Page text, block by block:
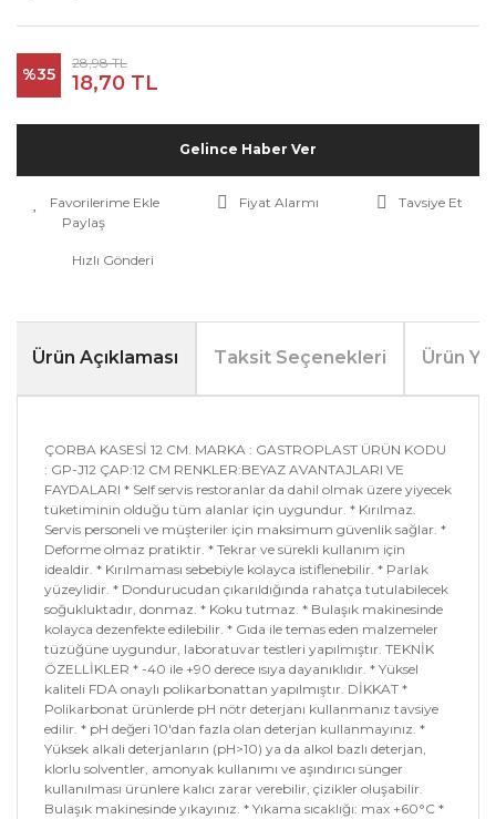
%35
28,98 TL
18,70 TL
Gelince Haber Ver
Fiyat Alarmı
Tavsiye Et
Paylaş
Hızlı Gönderi
Ürün Açıklaması Taksit Seçenekleri Ürün
ÇORBA KASESİ 12 CM. MARKA : GASTROPLAST ÜRÜN KODU
: GP-J12 ÇAP:12 CM RENKLER:BEYAZ AVANTAJLARI VE
FAYDALARI * Self servis restoranlar da dahil olmak üzere yiyecek
tüketiminin olduğu tüm alanlar için uygundur. * Kırılmaz.
Servis personeli ve müşteriler için maksimum güvenlik sağlar. *
Deforme olmaz pratiktir. * Tekrar ve sürekli kullanım için
idealdir. * Kırılmaması sebebiyle kolayca istiflenebilir. * Parlak
yüzeylidir. * Dondurucudan çıkarıldığında rahatça tutulabilecek
soğukluktadır, donmaz. * Koku tutmaz. * Bulaşık makinesinde
kolayca dezenfekte edilebilir. * Gıda ile temas eden malzemeler
tüzüğüne uygundur, laboratuvar testleri yapılmıştır. TEKNİK
ÖZELLİKLER * -40 ile +90 derece ısıya dayanıklıdır. * Yüksel
kaliteli FDA onaylı polikarbonattan yapılmıştır. DİKKAT *
Polikarbonat ürünlerde pH nötr deterjanı kullanmanız tavsiye
edilir. * pH değeri 10'dan fazla olan deterjan kullanmayınız. *
Yüksek alkali deterjanların (pH>10) ya da alkol bazlı deterjan,
klorlu solventler, amonyak kullanımı ve aşındırıcı sünger
kullanılması ürünlere kalıcı zarar verebilir, çizikler oluşabilir.
Bulaşık makinesinde yıkayınız. * Yıkama sıcaklığı: max +60°C *